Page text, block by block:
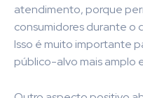
atendimento, porque
consumidores durante o
Isso é muito importante
público-alvo mais amplo